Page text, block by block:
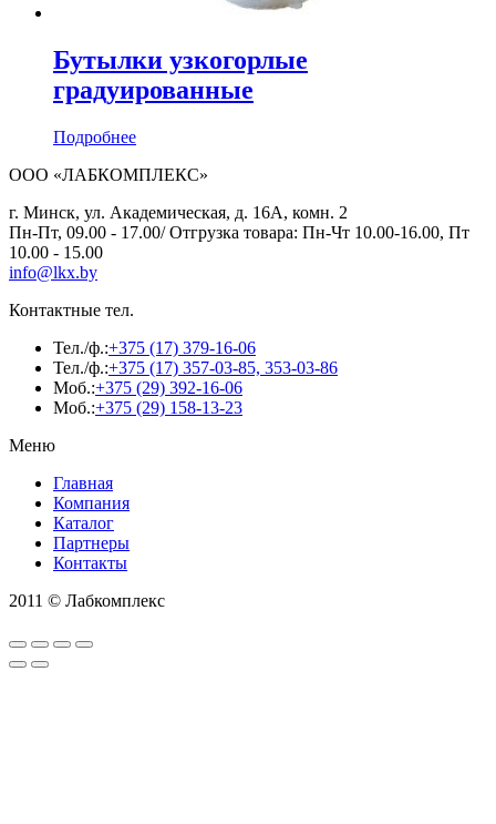
Бутылки узкогорлые
градуированные
Подробнее
ООО «ЛАБКОМПЛЕКС»
г. Минск, ул. Академическая, д. 16А, комн. 2
Пн-Пт, 09.00 - 17.00/ Отгрузка товара: Пн-Чт 10.00-16.00, Пт
10.00 - 15.00
info@lkx.by
Контактные тел.
Тел./ф.:+375 (17) 379-16-06
Тел./ф.:+375 (17) 357-03-85, 353-03-86
Моб.:+375 (29) 392-16-06
Моб.:+375 (29) 158-13-23
Меню
Главная
Компания
Каталог
Партнеры
Контакты
2011 © Лабкомплекс